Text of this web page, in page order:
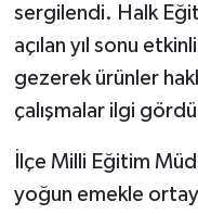
sergilendi. Halk
açılan yıl sonu
gezerek ürünler
çalışmalar ilgi
İlçe Milli Eğitim
yoğun emekle